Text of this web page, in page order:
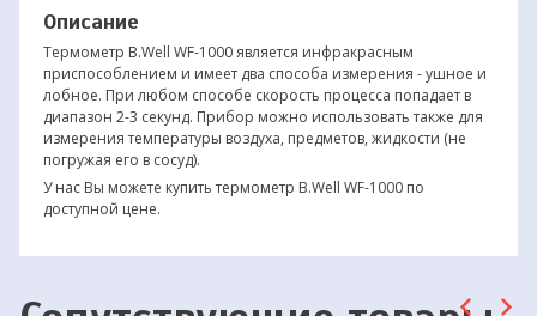
Описание
Термометр B.Well WF-1000 является инфракрасным
приспособлением и имеет два способа измерения - ушное и
лобное. При любом способе скорость процесса попадает в
диапазон 2-3 секунд. Прибор можно использовать также для
измерения температуры воздуха, предметов, жидкости (не
погружая его в сосуд).
У нас Вы можете купить термометр B.Well WF-1000 по
доступной цене.